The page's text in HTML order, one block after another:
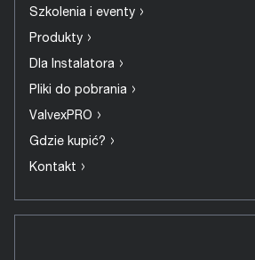
Szkolenia i eventy ›
Produkty ›
Dla Instalatora ›
Pliki do pobrania ›
ValvexPRO ›
Gdzie kupić? ›
Kontakt ›